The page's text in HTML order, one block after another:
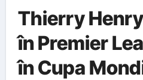
Thierry
în Premier
în Cupa